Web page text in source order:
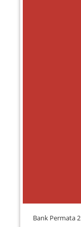
Bank Permata 2